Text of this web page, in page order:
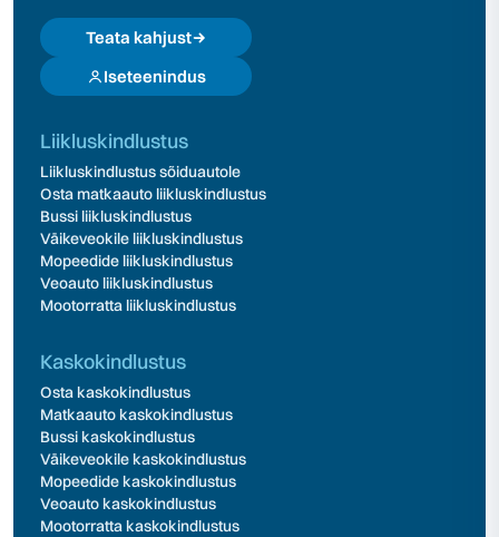
Teata kahjust
Iseteenindus
Liikluskindlustus
Liikluskindlustus sõiduautole
Osta matkaauto liikluskindlustus
Bussi liikluskindlustus
Väikeveokile liikluskindlustus
Mopeedide liikluskindlustus
Veoauto liikluskindlustus
Mootorratta liikluskindlustus
Kaskokindlustus
Osta kaskokindlustus
Matkaauto kaskokindlustus
Bussi kaskokindlustus
Väikeveokile kaskokindlustus
Mopeedide kaskokindlustus
Veoauto kaskokindlustus
Mootorratta kaskokindlustus